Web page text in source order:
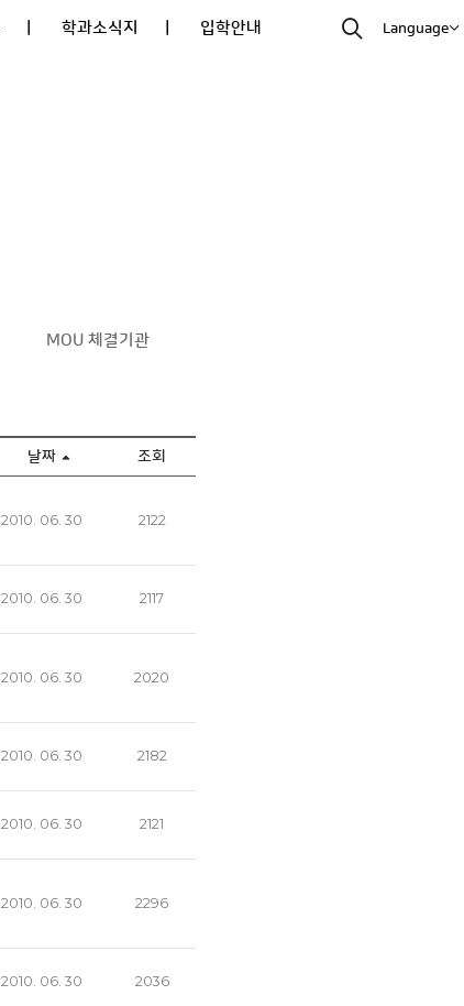
| 학과소식지 | 입학안내 Language
MOU 체결기관
날짜 조회
2010. 06. 30 2122
2010. 06. 30 2117
2010. 06. 30 2020
2010. 06. 30 2182
2010. 06. 30 2121
2010. 06. 30 2296
2010. 06. 30 2036